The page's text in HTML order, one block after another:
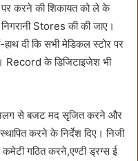
पर करने की शिकायत को ले के
Stores की की जाए।
दी कि सभी मेडिकल स्टोर पर
Record के डिजिटाइजेश भी
अलग से बजट मद सृजित करने और
करने के निर्देश दिए। निजी
कमेटी गठित करने,एण्टी ड्रग्स ई